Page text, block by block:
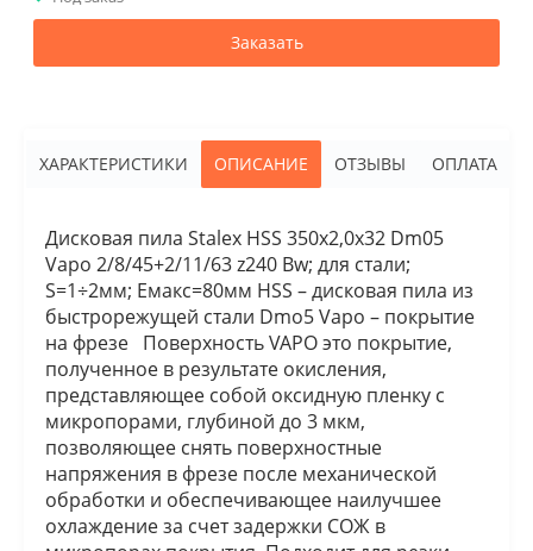
Заказать
ХАРАКТЕРИСТИКИ ОПИСАНИЕ ОТЗЫВЫ ОПЛАТА
Дисковая пила Stalex HSS 350х2,0х32 Dm05
Vapo 2/8/45+2/11/63 z240 Bw; для стали;
S=1÷2мм; Емакс=80мм HSS – дисковая пила из
быстрорежущей стали Dmo5 Vapo – покрытие
на фрезе Поверхность VAPO это покрытие,
полученное в результате окисления,
представляющее собой оксидную пленку с
микропорами, глубиной до 3 мкм,
позволяющее снять поверхностные
напряжения в фрезе после механической
обработки и обеспечивающее наилучшее
охлаждение за счет задержки СОЖ в